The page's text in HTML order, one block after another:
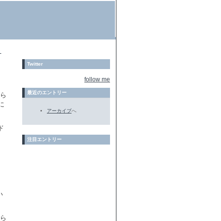
Twitter
follow me
最近のエントリー
アーカイブへ
注目エントリー